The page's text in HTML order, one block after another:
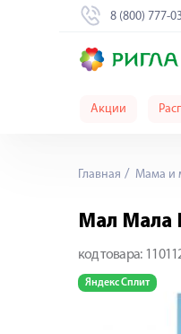
8 (800) 777-
Акции
Главная Мама и
Мал Мала
код товара:
Яндекс Сплит